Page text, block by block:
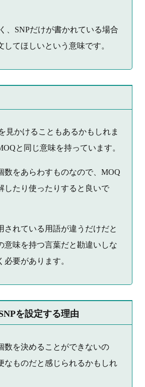
、SNPだけが書かれている場合
してほしいという意味です。
見かけることもあるかもしれま
と同じ意味を持っています。
数をあらわすものなので、MOQ
したり使ったりすると良いで
されている用語が違うだけだと
意味を持つ言葉だと勘違いしな
要があります。
を設定する理由
数を決めることができないの
なものだと感じられるかもしれ